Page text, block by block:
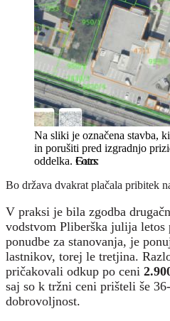
Na sliki je označena stavba,
in porušiti pred izgradnjo
oddelka. Gurs
Bo država dvakrat plačala pribitek
V praksi je bila zgodba
vodstvom Pliberška julija letos
ponudbe za stanovanja, je
lastnikov, torej le tretjina.
pričakovali odkup po ceni
saj so k tržni ceni prišteli še
dobrovoljnost.